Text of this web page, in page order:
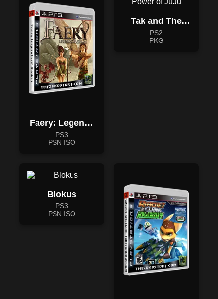
Faery: Legends
of Avalon
PS3
PSN ISO
Tak and The
Power of JuJu
PS2
PKG
Blokus
PS3
PSN ISO